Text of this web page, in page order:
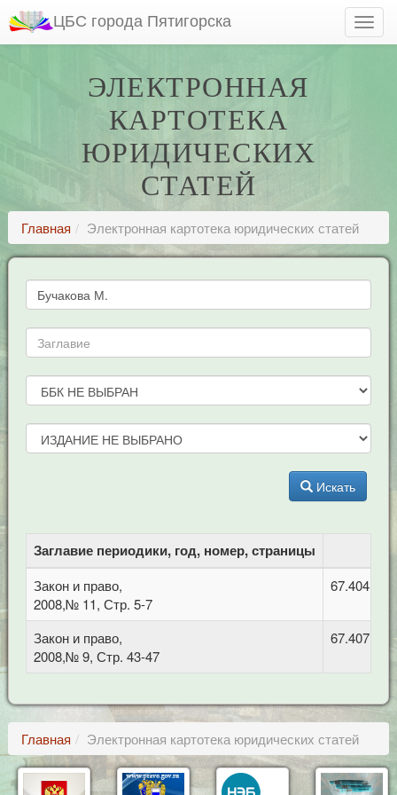
ЦБС города Пятигорска
ЭЛЕКТРОННАЯ
КАРТОТЕКА
ЮРИДИЧЕСКИХ
СТАТЕЙ
Главная Электронная картотека юридических статей
Искать
Заглавие периодики, год, номер, страницы
Закон и право,
2008,№ 11, Стр. 5-7
67.404.2
Закон и право,
2008,№ 9, Стр. 43-47
67.407
Главная Электронная картотека юридических статей